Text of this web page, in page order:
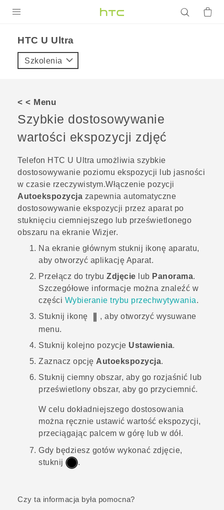
VIVE
VIVERSE
POMOC TECHNICZNA
Urządzenia i akcesoria HTC
HTC U Ultra‎
Szkolenia
< < Menu
Szybkie dostosowywanie
wartości ekspozycji zdjęć
Telefon HTC U Ultra umożliwia szybkie
dostosowywanie poziomu ekspozycji lub jasności
w czasie rzeczywistym.Włączenie pozycji
Autoekspozycja zapewnia automatyczne
dostosowywanie ekspozycji przez aparat po
stuknięciu ciemniejszego lub prześwietlonego
obszaru na ekranie Wizjer.
Na ekranie głównym stuknij ikonę aparatu,
aby otworzyć aplikację Aparat.
Przełącz do trybu Zdjęcie lub Panorama.
Szczegółowe informacje można znaleźć w
części Wybieranie trybu przechwytywania.
Stuknij ikonę
, aby otworzyć wysuwane
menu.
Stuknij kolejno pozycje Ustawienia.
Zaznacz opcję Autoekspozycja.
Stuknij ciemny obszar, aby go rozjaśnić lub
prześwietlony obszar, aby go przyciemnić.
W celu dokładniejszego dostosowania
można ręcznie ustawić wartość ekspozycji,
przeciągając palcem w górę lub w dół.
Gdy będziesz gotów wykonać zdjęcie,
stuknij
.
Czy ta informacja była pomocna?